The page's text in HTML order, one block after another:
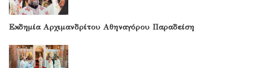
Εκδημία Αρχιμανδρίτου Αθηναγόρου Παραδείση